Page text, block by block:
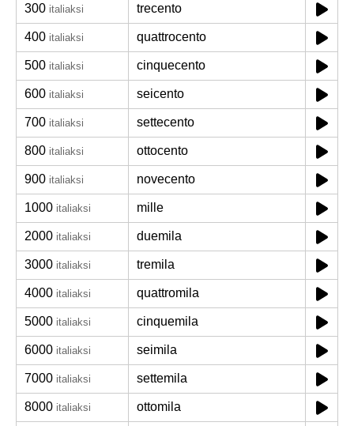
300 italiaksi trecento
400 italiaksi quattrocento
500 italiaksi cinquecento
600 italiaksi seicento
700 italiaksi settecento
800 italiaksi ottocento
900 italiaksi novecento
1000 italiaksi mille
2000 italiaksi duemila
3000 italiaksi tremila
4000 italiaksi quattromila
5000 italiaksi cinquemila
6000 italiaksi seimila
7000 italiaksi settemila
8000 italiaksi ottomila